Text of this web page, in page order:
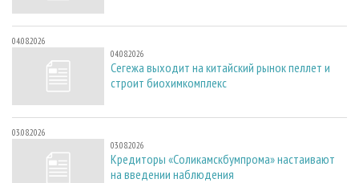
04.08.2026
04.08.2026
Сегежа выходит на китайский рынок пеллет и
строит биохимкомплекс
03.08.2026
03.08.2026
Кредиторы «Соликамскбумпрома» настаивают
на введении наблюдения